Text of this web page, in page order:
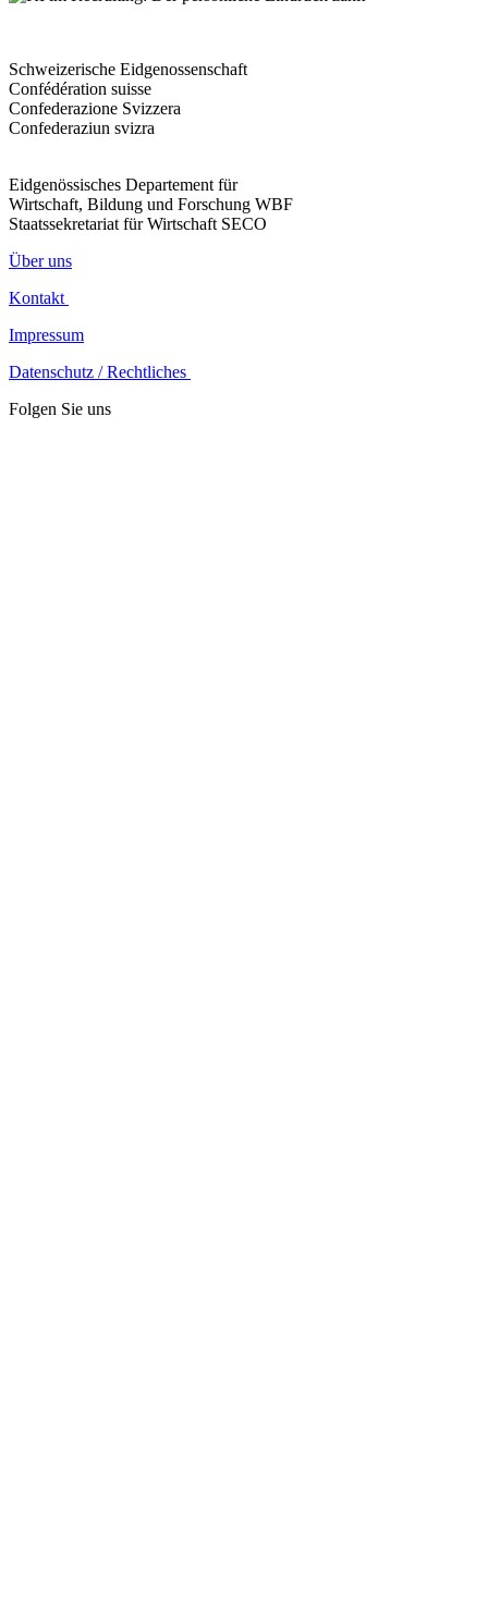
Schweizerische Eidgenossenschaft
Confédération suisse
Confederazione Svizzera
Confederaziun svizra
Eidgenössisches Departement für
Wirtschaft, Bildung und Forschung WBF
Staatssekretariat für Wirtschaft SECO
Über uns
Kontakt
Impressum
Datenschutz / Rechtliches
Folgen Sie uns